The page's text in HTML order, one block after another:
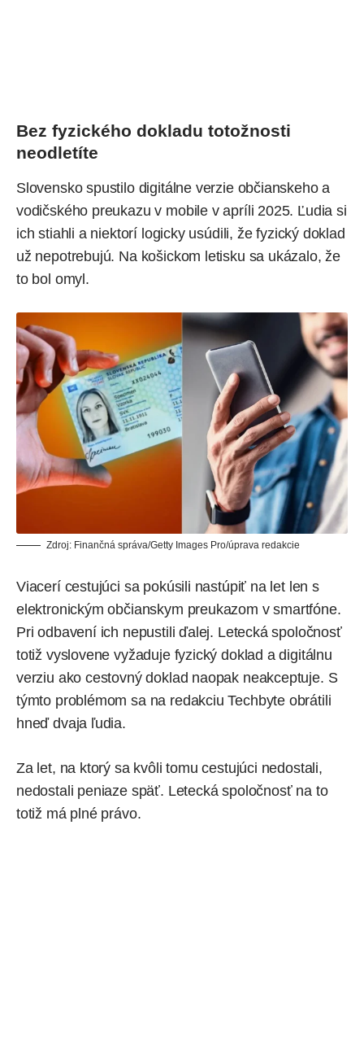
Bez fyzického dokladu totožnosti
neodletíte
Slovenskospustilodigitálne verzie občianskeho a
vodičského preukazu v mobile v apríli 2025. Ľudia si
ich stiahli a niektorí logicky usúdili, že fyzický doklad
už nepotrebujú. Na košickom letisku sa ukázalo, že
to bol omyl.
Zdroj: Finančná správa/Getty Images Pro/úprava redakcie
Viacerí cestujúci sa pokúsili nastúpiť na let len s
elektronickým občianskym preukazom v smartfóne.
Pri odbavení ich nepustili ďalej. Letecká spoločnosť
totiž vyslovene vyžaduje fyzický doklad a digitálnu
verziu ako cestovný doklad naopak neakceptuje. S
týmto problémom sa na redakciu Techbyte obrátili
hneď dvaja ľudia.
Za let, na ktorý sa kvôli tomu cestujúci nedostali,
nedostali peniaze späť. Letecká spoločnosť na to
totiž má plné právo.